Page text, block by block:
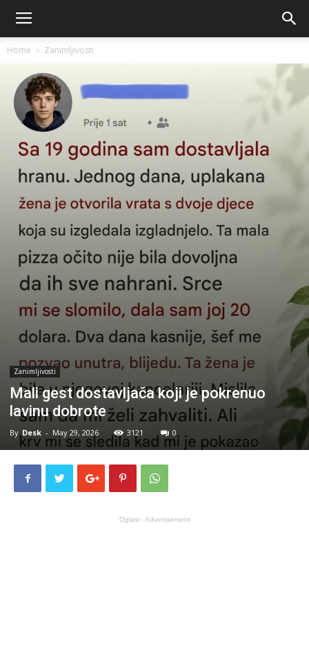
Home Zanimljivosti
Zanimljivosti
Mali gest dostavljača koji je pokrenuo
lavinu dobrote
By Desk - May 29, 2026 3121 0
Oglasi - Advertisement